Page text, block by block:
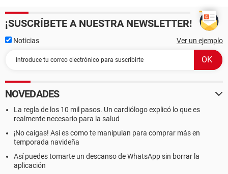
¡SUSCRÍBETE A NUESTRA NEWSLETTER!
Noticias Ver un ejemplo
NOVEDADES
La regla de los 10 mil pasos. Un cardiólogo explicó lo que es
realmente necesario para la salud
¡No caigas! Así es como te manipulan para comprar más en
temporada navideña
Así puedes tomarte un descanso de WhatsApp sin borrar la
aplicación